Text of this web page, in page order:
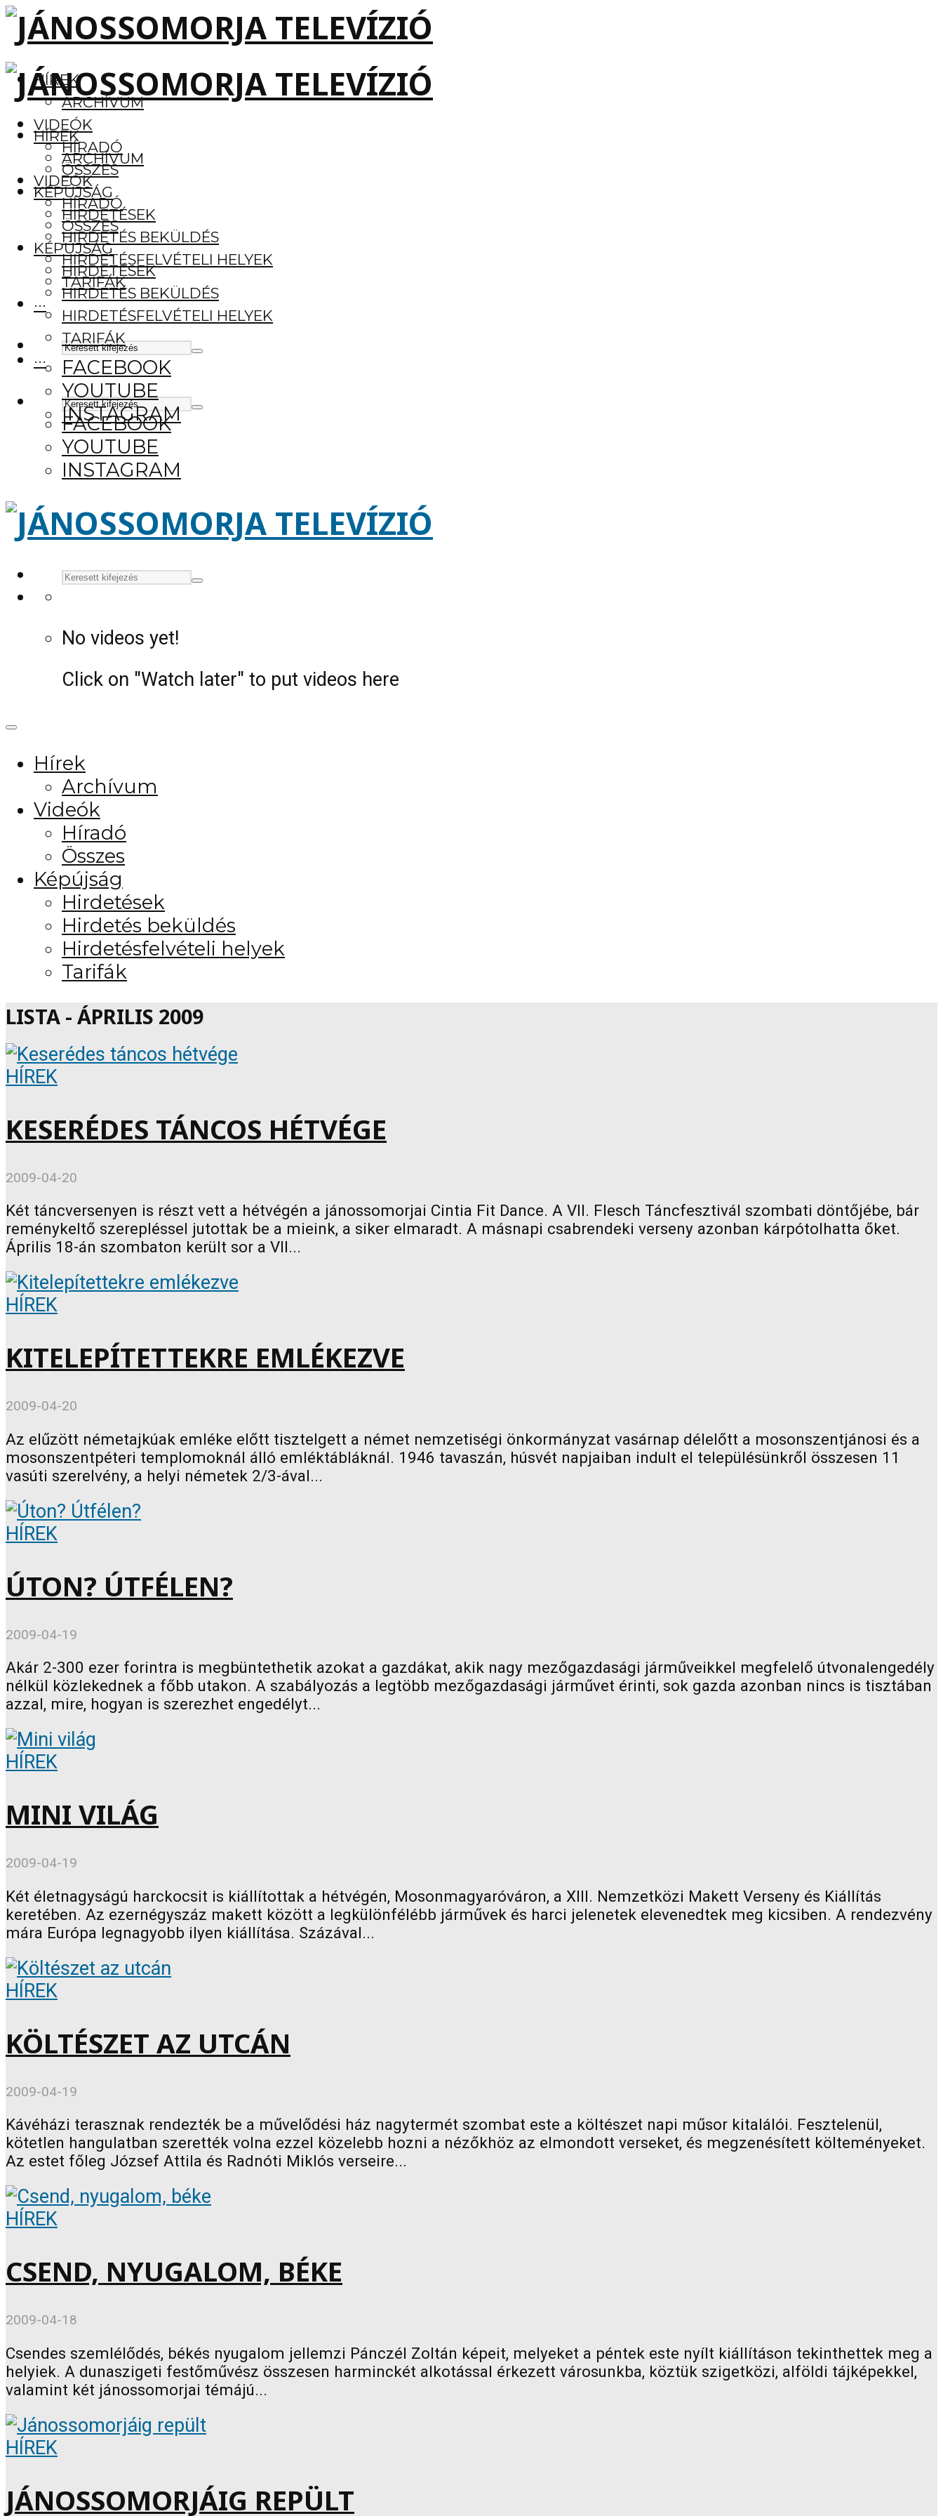
HÍREK
ARCHÍVUM
VIDEÓK
HÍRADÓ
ÖSSZES
KÉPÚJSÁG
HIRDETÉSEK
HIRDETÉS BEKÜLDÉS
HIRDETÉSFELVÉTELI HELYEK
TARIFÁK
···
FACEBOOK
YOUTUBE
INSTAGRAM
HÍREK
ARCHÍVUM
VIDEÓK
HÍRADÓ
ÖSSZES
KÉPÚJSÁG
HIRDETÉSEK
HIRDETÉS BEKÜLDÉS
HIRDETÉSFELVÉTELI HELYEK
TARIFÁK
···
FACEBOOK
YOUTUBE
INSTAGRAM
No videos yet!
Click on "Watch later" to put videos here
Hírek
Archívum
Videók
Híradó
Összes
Képújság
Hirdetések
Hirdetés beküldés
Hirdetésfelvételi helyek
Tarifák
LISTA - ÁPRILIS 2009
HÍREK
KESERÉDES TÁNCOS HÉTVÉGE
2009-04-20
Két táncversenyen is részt vett a hétvégén a jánossomorjai Cintia Fit Dance. A VII. Flesch Táncfesztivál szombati döntőjébe, bár
reménykeltő szerepléssel jutottak be a mieink, a siker elmaradt. A másnapi csabrendeki verseny azonban kárpótolhatta őket.
Április 18-án szombaton került sor a VII...
HÍREK
KITELEPÍTETTEKRE EMLÉKEZVE
2009-04-20
Az elűzött németajkúak emléke előtt tisztelgett a német nemzetiségi önkormányzat vasárnap délelőtt a mosonszentjánosi és a
mosonszentpéteri templomoknál álló emléktábláknál. 1946 tavaszán, húsvét napjaiban indult el településünkről összesen 11
vasúti szerelvény, a helyi németek 2/3-ával...
HÍREK
ÚTON? ÚTFÉLEN?
2009-04-19
Akár 2-300 ezer forintra is megbüntethetik azokat a gazdákat, akik nagy mezőgazdasági járműveikkel megfelelő útvonalengedély
nélkül közlekednek a főbb utakon. A szabályozás a legtöbb mezőgazdasági járművet érinti, sok gazda azonban nincs is tisztában
azzal, mire, hogyan is szerezhet engedélyt...
HÍREK
MINI VILÁG
2009-04-19
Két életnagyságú harckocsit is kiállítottak a hétvégén, Mosonmagyaróváron, a XIII. Nemzetközi Makett Verseny és Kiállítás
keretében. Az ezernégyszáz makett között a legkülönfélébb járművek és harci jelenetek elevenedtek meg kicsiben. A rendezvény
mára Európa legnagyobb ilyen kiállítása. Százával...
HÍREK
KÖLTÉSZET AZ UTCÁN
2009-04-19
Kávéházi terasznak rendezték be a művelődési ház nagytermét szombat este a költészet napi műsor kitalálói. Fesztelenül,
kötetlen hangulatban szerették volna ezzel közelebb hozni a nézőkhöz az elmondott verseket, és megzenésített költeményeket.
Az estet főleg József Attila és Radnóti Miklós verseire...
HÍREK
CSEND, NYUGALOM, BÉKE
2009-04-18
Csendes szemlélődés, békés nyugalom jellemzi Pánczél Zoltán képeit, melyeket a péntek este nyílt kiállításon tekinthettek meg a
helyiek. A dunaszigeti festőművész összesen harminckét alkotással érkezett városunkba, köztük szigetközi, alföldi tájképekkel,
valamint két jánossomorjai témájú...
HÍREK
JÁNOSSOMORJÁIG REPÜLT